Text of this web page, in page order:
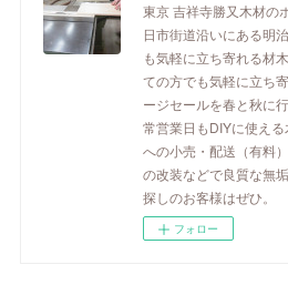
東京 吉祥寺勝又木材の
日市街道沿いにある明
も気軽に立ち寄れる材
ての方でも気軽に立ち
ージセールを春と秋に
常営業日もDIYに使え
への小売・配送（有料
の改装などで良質な無
探しのお客様はぜひ。
フォロー